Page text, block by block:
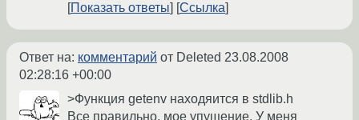
Показать ответы
Ссылка
Ответ на: комментарий от Deleted 23.08.2008
02:28:16 +00:00
>Функция getenv находяится в stdlib.h
Все правильно, мое упущение. У меня